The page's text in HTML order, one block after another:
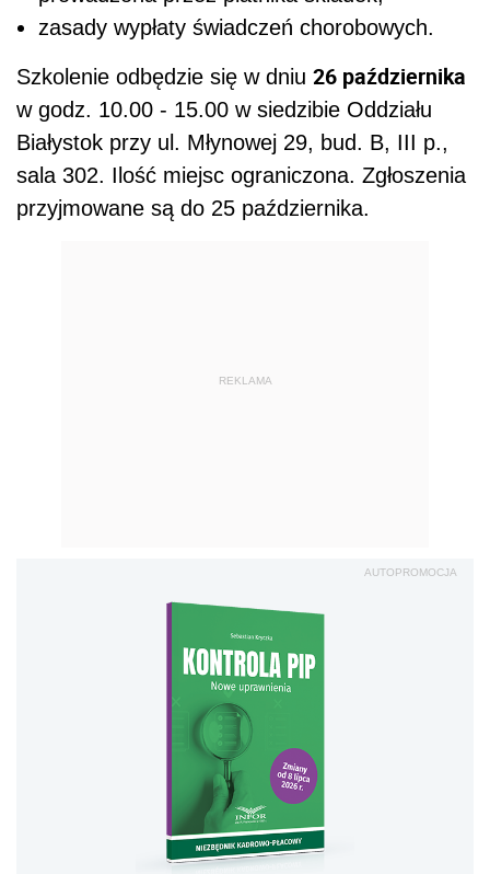
zasady wypłaty świadczeń chorobowych.
Szkolenie odbędzie się w dniu 26 października
w godz. 10.00 - 15.00 w siedzibie Oddziału
Białystok przy ul. Młynowej 29, bud. B, III p.,
sala 302. Ilość miejsc ograniczona. Zgłoszenia
przyjmowane są do 25 października.
REKLAMA
AUTOPROMOCJA